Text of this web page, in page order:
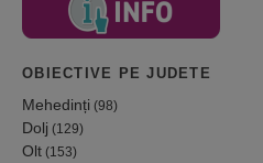
OBIECTIVE PE JUDETE
Mehedinți (98)
Dolj (129)
Olt (153)